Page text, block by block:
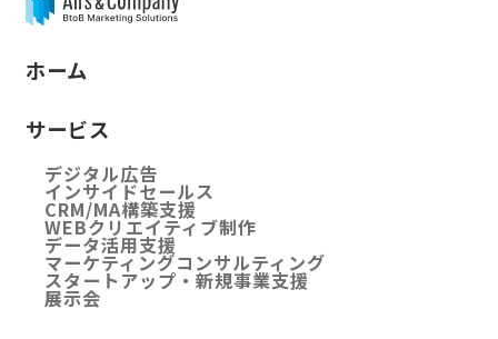
ホーム
サービス
デジタル広告
インサイドセールス
CRM/MA構築支援
WEBクリエイティブ制作
データ活用支援
マーケティングコンサルティング
スタートアップ・新規事業支援
展示会